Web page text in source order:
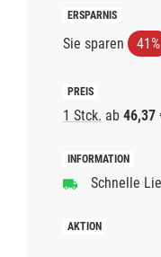
Sie sparen 41%
1 Stck. ab 46,37
Schnelle